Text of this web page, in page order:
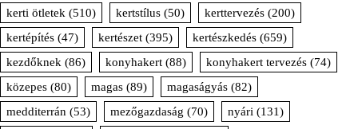
kerti ötletek (510) kertstílus (50) kerttervezés (200)
kertépítés (47) kertészet (395) kertészkedés (659)
kezdőknek (86) konyhakert (88) konyhakert tervezés (74)
közepes (80) magas (89) magaságyás (82)
medditerrán (53) mezőgazdaság (70) nyári (131)